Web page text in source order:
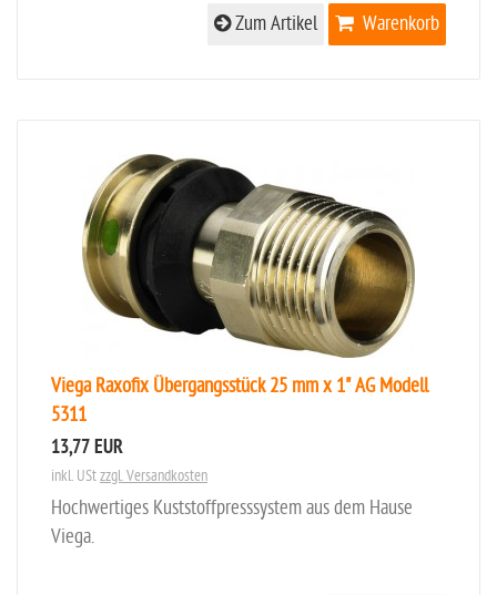
Warenkorb
Zum Artikel
Viega Raxofix Übergangsstück 25 mm x 1" AG Modell
5311
13,77 EUR
inkl. UStzzgl. Versandkosten
Hochwertiges Kuststoffpresssystem aus dem Hause
Viega.